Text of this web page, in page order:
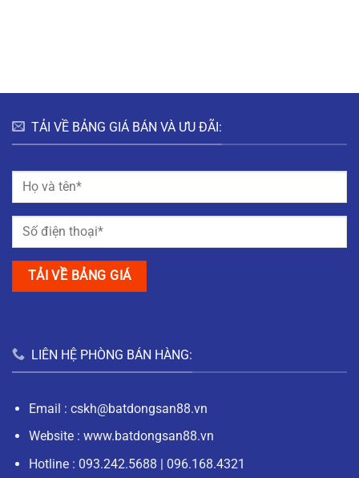
TẢI VỀ BẢNG GIÁ BÁN VÀ ƯU ĐÃI:
LIÊN HỆ PHÒNG BÁN HÀNG:
Email : cskh@batdongsan88.vn
Website : www.batdongsan88.vn
Hotline : 093.242.5688 | 096.168.4321